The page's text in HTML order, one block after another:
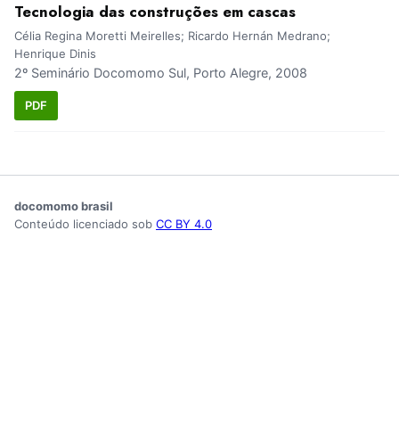
Tecnologia das construções em cascas
Célia Regina Moretti Meirelles; Ricardo Hernán Medrano;
Henrique Dinis
2º Seminário Docomomo Sul, Porto Alegre, 2008
PDF
docomomo brasil
Conteúdo licenciado sob CC BY 4.0